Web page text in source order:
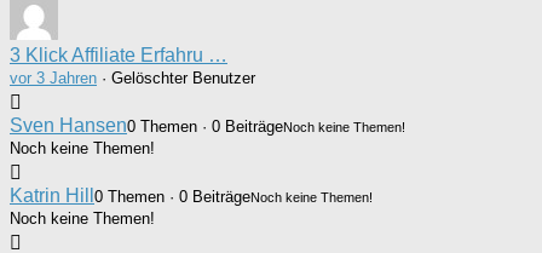
3 Klick Affiliate Erfahru …
vor 3 Jahren · Gelöschter Benutzer
Sven Hansen0 Themen · 0 BeiträgeNoch keine Themen!
Noch keine Themen!
Katrin Hill 0 Themen · 0 BeiträgeNoch keine Themen!
Noch keine Themen!